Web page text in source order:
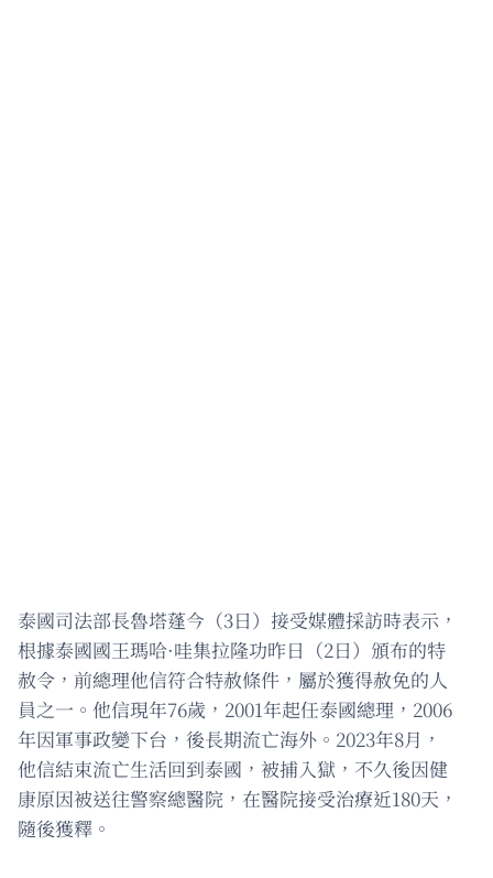
泰國司法部長魯塔蓬今（3日）接受媒體採訪時表示，
根據泰國國王瑪哈·哇集拉隆功昨日（2日）頒布的特
赦令，前總理他信符合特赦條件，屬於獲得赦免的人
員之一。他信現年76歲，2001年起任泰國總理，2006
年因軍事政變下台，後長期流亡海外。2023年8月，
他信結束流亡生活回到泰國，被捕入獄，不久後因健
康原因被送往警察總醫院，在醫院接受治療近180天，
隨後獲釋。